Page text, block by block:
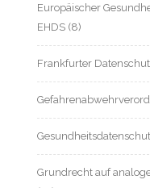
Europäischer
EHDS (8)
Frankfurter
Grundrecht auf